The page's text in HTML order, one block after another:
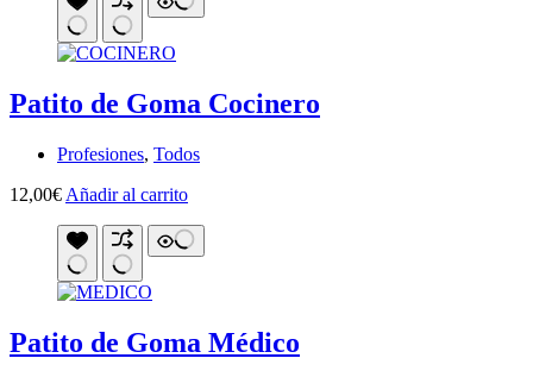
Patito de Goma Cocinero
Profesiones, Todos
12,00€ Añadir al carrito
Patito de Goma Médico